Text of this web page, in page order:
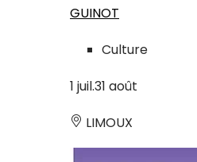
GUINOT
Culture
1 juil.31 août
LIMOUX